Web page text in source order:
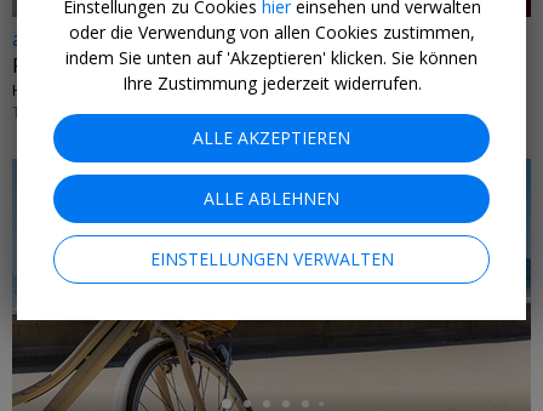
ab 299 € p.P.
Paris: 4-tägiger Citytrip ab Berlin
HÔTEL LE PATIO BASTILLE • FRANKREICH
TERMINE AB SOFORT BIS 31. MÄRZ 2027
←
Einstellungen zu Cookies hiereinsehen und verwalten
oder die Verwendung von allen Cookies zustimmen,
indem Sie unten auf 'Akzeptieren' klicken. Sie können
Ihre Zustimmung jederzeit widerrufen.
ALLE AKZEPTIEREN
ALLE ABLEHNEN
EINSTELLUNGEN VERWALTEN